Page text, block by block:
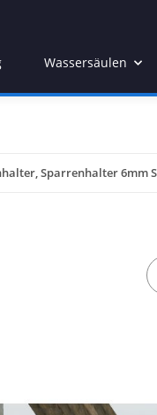
Wassersäulen
Sparrenhalter 6mm